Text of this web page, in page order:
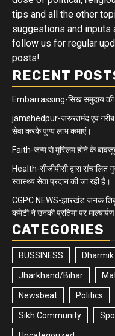
tips and all the other
suggestions and inputs
follow us for regular
posts!
RECENT
Embarrassing-सिख समुदाय की
jamshedpur-जरुरतमंद एवं गरीब
सेवा करके पुण्य लाभ कमाएं।
Faith-जन्म से मुस्लिम होने के बावजूद
Health-सीजीपीसी द्वारा
स्वास्थ्य सेवा प्रदान की जा रही है।
CGPC NEWS-झारखंड जनक शिबू
कमेटी ने उनकी प्रतिमा पर
CATEGORIES
BUSSINESS Dharmik
Jharkhand/Bihar
Newsbeat Politics
Sikh Community